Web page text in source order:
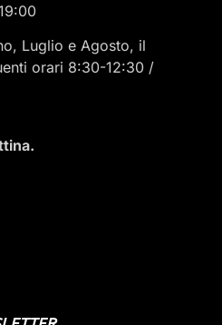
Luglio e Agosto, il
orari 8:30-12:30 /